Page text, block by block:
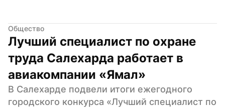
Общество
Лучший специалист по охране
труда Салехарда работает в
авиакомпании «Ямал»
В Салехарде подвели итоги ежегодного
городского конкурса «Лучший специалист по